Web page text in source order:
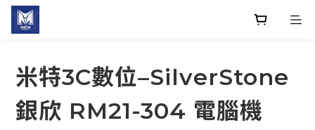
米特3C數位–SilverStone
銀欣 RM21-304 電腦機